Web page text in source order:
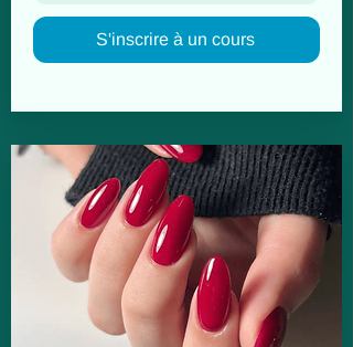
S'inscrire à un cours